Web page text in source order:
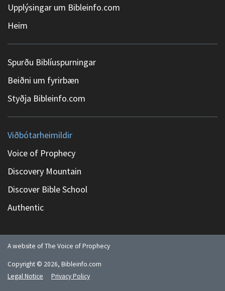
Upplýsingar um Bibleinfo.com
Heim
Spurðu Biblíuspurningar
Beiðni um fyrirbæn
Styðja Bibleinfo.com
Viðbótarheimildir
Voice of Prophecy
Discovery Mountain
Discover Bible School
Authentic
A website of The Voice of Prophecy
Copyright © 2026, Bibleinfo.com
Legal Notice
Privacy Policy